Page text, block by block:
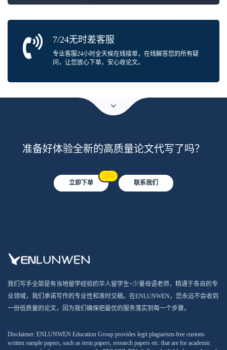
7/24无时差客服
专业客服24小时全天候在线接单，在线解答您的所有疑
问，让您放心下单，安心收论文。
准备好体验全新的高质量论文代写了吗？
立即下单
-5%
联系我们
我们写手全部是有当地留学经验的华人留学生+少量母语老师，精通于各自的专
业领域，我们承诺写作的专业性和准时交稿。在ENLUNWEN，您永远不会收到
一份低质量的论文，因为我们确保把最优的服务落实到每一个步骤。
Disclaimer: ENLUNWEN Education Group provides legit plagiarism-free custom-
written sample papers, such as term papers, research papers etc. that are for academic